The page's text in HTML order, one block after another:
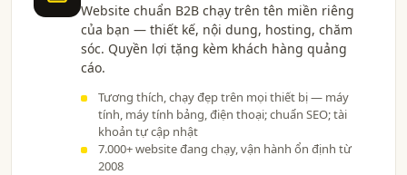
Website chuẩn B2B chạy trên tên miền riêng
của bạn — thiết kế, nội dung, hosting, chăm
sóc. Quyền lợi tặng kèm khách hàng quảng
cáo.
Tương thích, chạy đẹp trên mọi thiết bị — máy
tính, máy tính bảng, điện thoại; chuẩn SEO; tài
khoản tự cập nhật
7.000+ website đang chạy, vận hành ổn định từ
2008